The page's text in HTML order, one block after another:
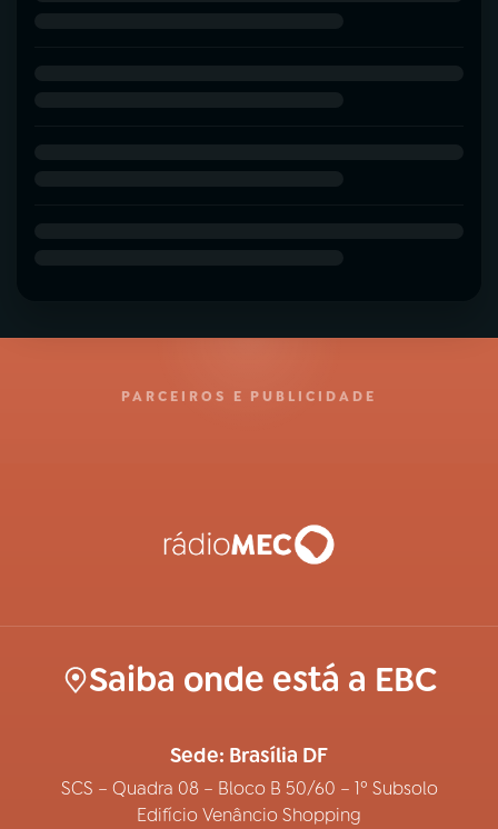
PARCEIROS E PUBLICIDADE
Saiba onde está a EBC
Sede: Brasília DF
SCS – Quadra 08 – Bloco B 50/60 – 1º Subsolo
Edifício Venâncio Shopping